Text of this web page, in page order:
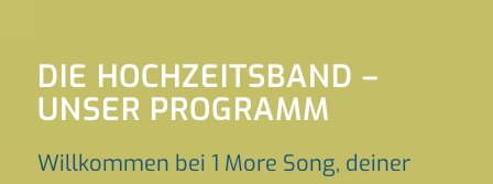
DIE HOCHZEITSBAND –
UNSER PROGRAMM
Willkommen bei 1 More Song, deiner